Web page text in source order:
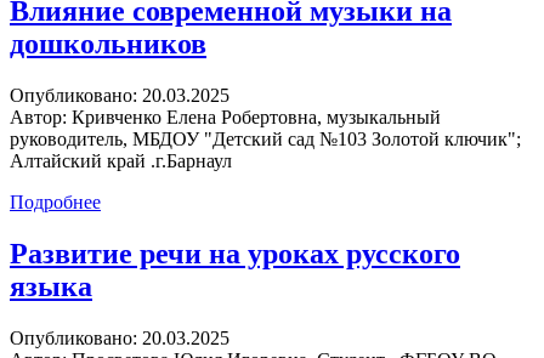
Влияние современной музыки на
дошкольников
Опубликовано: 20.03.2025
Автор: Кривченко Елена Робертовна, музыкальный
руководитель, МБДОУ "Детский сад №103 Золотой ключик";
Алтайский край .г.Барнаул
Подробнее
Развитие речи на уроках русского
языка
Опубликовано: 20.03.2025